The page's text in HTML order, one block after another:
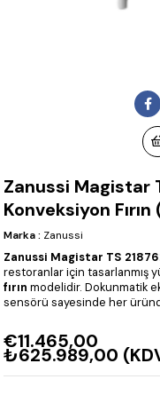
Zanussi Magistar
Konveksiyon Fırın
Marka : Zanussi
Zanussi Magistar TS
restoranlar için tasarlanmış
fırın modelidir. Dokunmatik
sensörü sayesinde her
€11.465,00
₺625.989,00